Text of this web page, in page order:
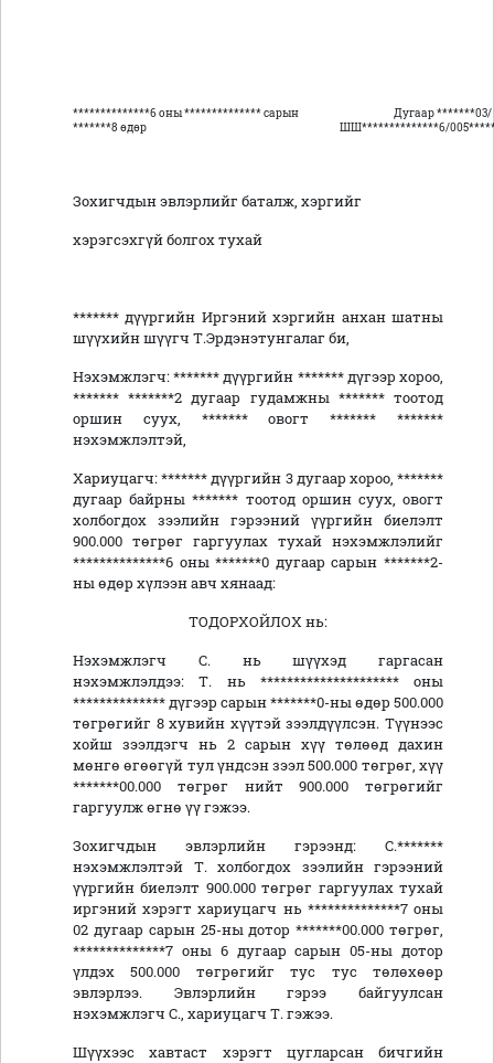
**************6 оны ************** сарын
*******8 өдөр
Дугаар *******03/
ШШ**************6/
Зохигчдын эвлэрлийг баталж, хэргийг
хэрэгсэхгүй болгох тухай
******* дүүргийн Иргэний хэргийн анхан шатны
шүүхийн шүүгч Т.Эрдэнэтунгалаг би,
Нэхэмжлэгч: ******* дүүргийн ******* дүгээр хороо,
******* *******2 дугаар гудамжны ******* тоотод
оршин суух, ******* овогт ******* *******
нэхэмжлэлтэй,
Хариуцагч: ******* дүүргийн 3 дугаар хороо, *******
дугаар байрны ******* тоотод оршин суух, овогт
холбогдох зээлийн гэрээний үүргийн биелэлт
900.000 төгрөг гаргуулах тухай нэхэмжлэлийг
**************6 оны *******0 дугаар сарын *******2-
ны өдөр хүлээн авч хянаад:
ТОДОРХОЙЛОХ нь:
Нэхэмжлэгч С. нь шүүхэд гаргасан
нэхэмжлэлдээ:
Т. нь ********************* оны
************** дүгээр сарын *******0-ны өдөр 500.000
төгрөгийг 8 хувийн хүүтэй зээлдүүлсэн. Түүнээс
хойш зээлдэгч нь 2 сарын хүү төлөөд дахин
мөнгө өгөөгүй тул үндсэн зээл 500.000 төгрөг, хүү
*******00.000 төгрөг нийт 900.000 төгрөгийг
гаргуулж өгнө үү гэжээ.
Зохигчдын эвлэрлийн гэрээнд:
С.*******
нэхэмжлэлтэй Т. холбогдох зээлийн гэрээний
үүргийн биелэлт 900.000 төгрөг гаргуулах тухай
иргэний хэрэгт хариуцагч нь **************7 оны
02 дугаар сарын 25-ны дотор *******00.000 төгрөг,
**************7 оны 6 дугаар сарын 05-ны дотор
үлдэх 500.000 төгрөгийг тус тус төлөхөөр
эвлэрлээ. Эвлэрлийн гэрээ байгуулсан
нэхэмжлэгч С., хариуцагч Т. гэжээ.
Шүүхээс хавтаст хэрэгт цугларсан бичгийн